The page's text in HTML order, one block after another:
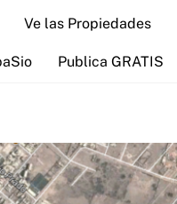
Ve las Propiedades
Publica GRATIS